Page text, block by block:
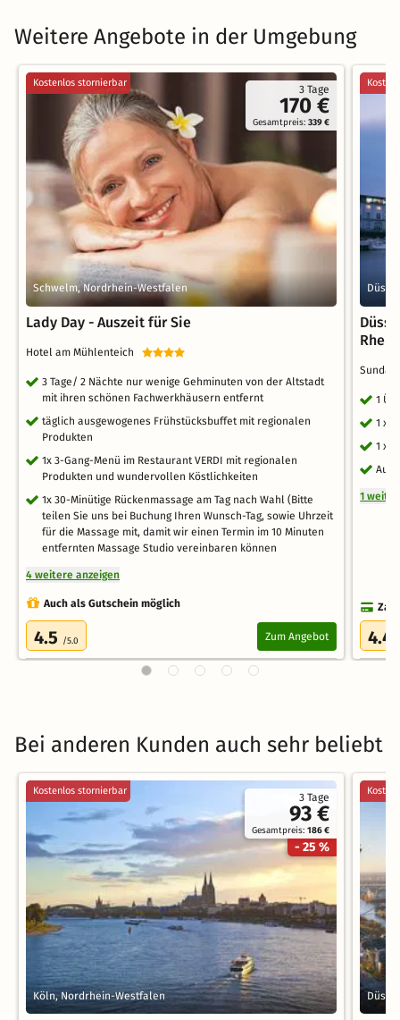
Weitere Angebote in der Umgebung
3 Tage
170 €
Gesamtpreis:339 €
Kostenlos stornierbar
Schwelm, Nordrhein-Westfalen
Lady Day - Auszeit für Sie
Hotel am Mühlenteich
3 Tage/ 2 Nächte nur wenige Gehminuten von der Altstadt
mit ihren schönen Fachwerkhäusern entfernt
täglich ausgewogenes Frühstücksbuffet mit regionalen
Produkten
1x 3-Gang-Menü im Restaurant VERDI mit regionalen
Produkten und wundervollen Köstlichkeiten
1x 30-Minütige Rückenmassage am Tag nach Wahl (Bitte
teilen Sie uns bei Buchung Ihren Wunsch-Tag, sowie Uhrzeit
für die Massage mit, damit wir einen Termin im 10 Minuten
entfernten Massage Studio vereinbaren können
4 weitere anzeigen
Auch als Gutschein möglich
4.5 /5.0 Zum Angebot
Rhein
1
1 x
1 x
1
4.4
Bei anderen Kunden auch sehr beliebt
3 Tage
93 €
Gesamtpreis:186 €
- 25 %
Kostenlos stornierbar
Köln, Nordrhein-Westfalen